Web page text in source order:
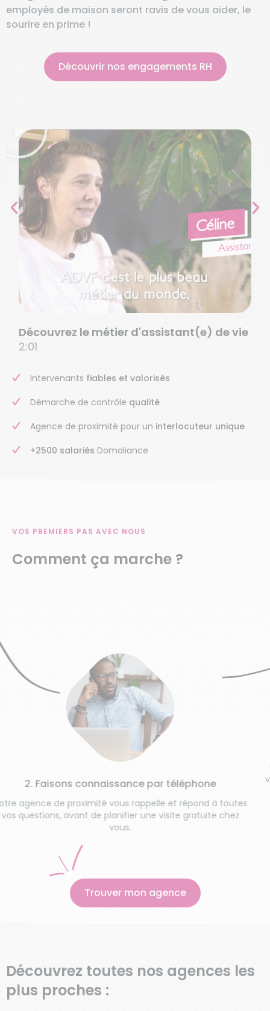
employés de maison seront ravis de vous aider, le
sourire en prime !
Découvrir nos engagements RH
Découvrez le métier d'assistant(e) de vie
2:01
Intervenants fiables et valorisés
Démarche de contrôle qualité
Agence de proximité pour un interlocuteur unique
+2500 salariés Domaliance
VOS PREMIERS PAS AVEC NOUS
Comment ça marche ?
de proximité vous rappelle et répond à toutes
avant de planifier une visite gratuite chez
connaissance par téléphone
vos
Trouver mon agence
Découvrez toutes nos agences les
plus proches :